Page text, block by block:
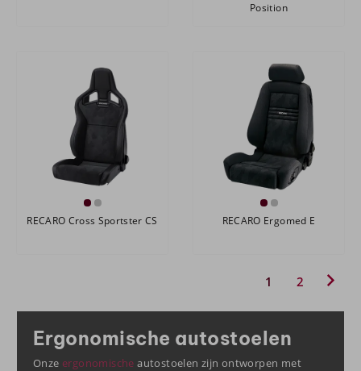
Position
RECARO Cross Sportster CS RECARO Ergomed E
1 2
Ergonomische autostoelen
Onze ergonomische autostoelen zijn ontworpen met